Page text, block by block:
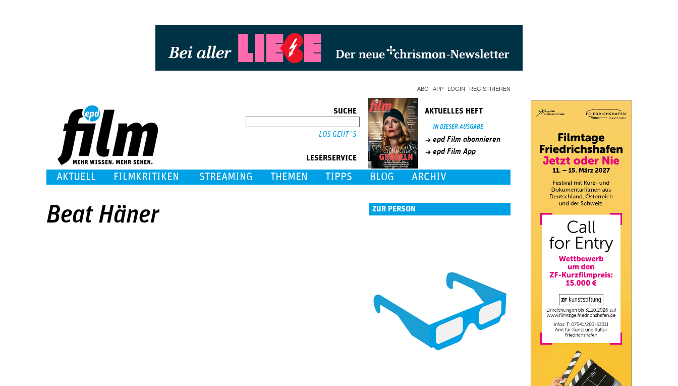
ABO APP LOGIN REGISTRIEREN
SUCHE
LESERSERVICE
AKTUELLES HEFT
IN DIESER AUSGABE
epd Film abonnieren
epd Film App
AKTUELL FILMKRITIKEN STREAMING THEMEN TIPPS BLOG ARCHIV
Beat Häner ZUR PERSON